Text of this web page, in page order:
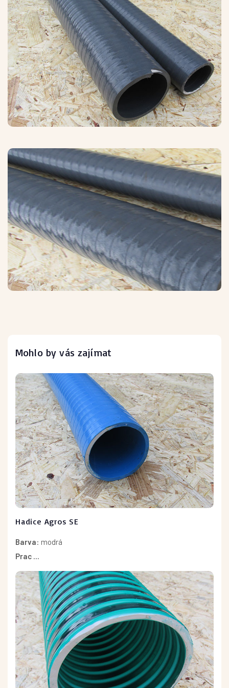
Mohlo by vás zajímat
Hadice Agros SE
Barva: modrá
Prac ...